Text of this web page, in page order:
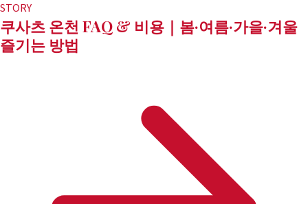
STORY
쿠사츠 온천 FAQ & 비용｜봄·여름·가을·겨울
즐기는 방법